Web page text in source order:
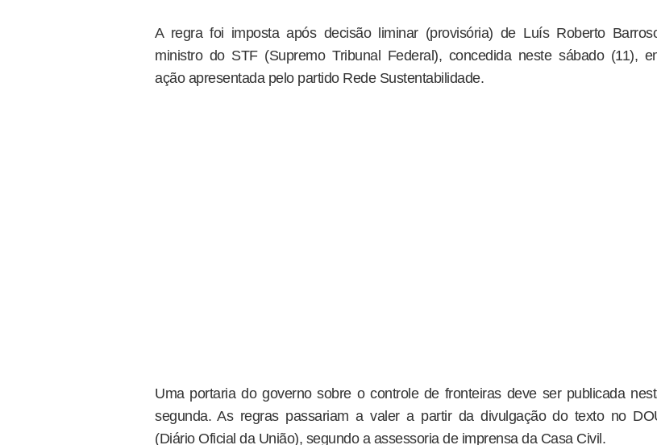
A regra foi imposta após decisão liminar (provisória) de Luís Roberto
ministro do STF (Supremo Tribunal Federal), concedida neste sábado (11),
ação apresentada pelo partido Rede Sustentabilidade.
Uma portaria do governo sobre o controle de fronteiras deve ser publicada
segunda. As regras passariam a valer a partir da divulgação do texto no
(Diário Oficial da União), segundo a assessoria de imprensa da Casa Civil.